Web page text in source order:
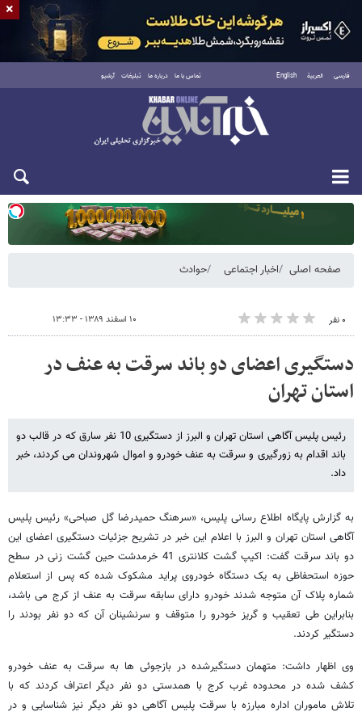
فارسی العربية English تماس با ما درباره ما تبلیغات آرشیو
یکشنبه ۱۸ مرداد ۱۴۰۵
صفحه اصلی اخبار اجتماعی حوادث
۰ نفر ۱۰ اسفند ۱۳۸۹ - ۱۳:۳۳
دستگیری اعضای دو باند سرقت به عنف در
استان تهران
رئیس پلیس آگاهی استان تهران و البرز از دستگیری 10 نفر سارق که در قالب دو
باند اقدام به زورگیری و سرقت به عنف خودرو و اموال شهروندان می کردند، خبر
داد.
به گزارش پایگاه اطلاع رسانی پلیس، «سرهنگ حمیدرضا گل صباحی» رئیس پلیس
آگاهی استان تهران و البرز با اعلام این خبر در تشریح جزئیات دستگیری اعضای این
دو باند سرقت گفت: اکیپ گشت کلانتری 41 خرمدشت حین گشت زنی در سطح
حوزه استحفاظی به یک دستگاه خودروی پراید مشکوک شده که پس از استعلام
شماره پلاک آن متوجه شدند خودرو دارای سابقه سرقت به عنف از کرج می باشد،
بنابراین طی تعقیب و گریز خودرو را متوقف و سرنشینان آن که دو نفر بودند را
دستگیر کردند.
وی اظهار داشت: متهمان دستگیرشده در بازجوئی ها به سرقت به عنف خودرو
کشف شده در محدوده غرب کرج با همدستی دو نفر دیگر اعتراف کردند که با
تلاش ماموران اداره مبارزه با سرقت پلیس آگاهی دو نفر دیگر نیز شناسایی و در
×